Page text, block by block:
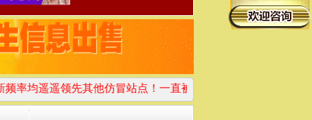
其他仿冒站点！一直被模仿从未被超越！